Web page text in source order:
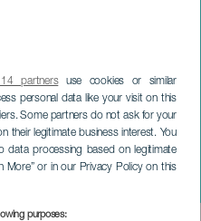
partnersuse cookies or similar
personal data like your visit on this
Some partners do not ask for your
their legitimate business interest. You
processing based on legitimate
More” or in our Privacy Policy on this
purposes:
Gran
Queen -